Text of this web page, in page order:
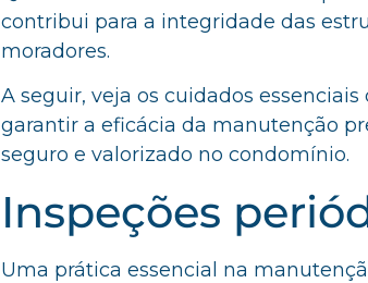
contribui para a integridade das
moradores.
A seguir, veja os cuidados
garantir a eficácia da manutenção
seguro e valorizado no condomínio.
Inspeções
Uma prática essencial na